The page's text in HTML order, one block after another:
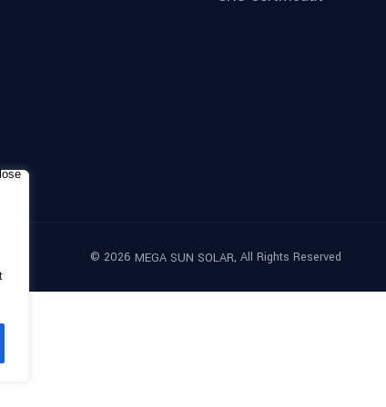
© 2026 MEGA SUN SOLAR, All Rights Reserved